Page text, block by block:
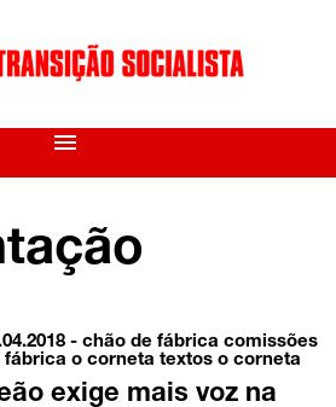
menu
-chão de fábrica comissões
fábrica o corneta textos o corneta
exige mais voz na